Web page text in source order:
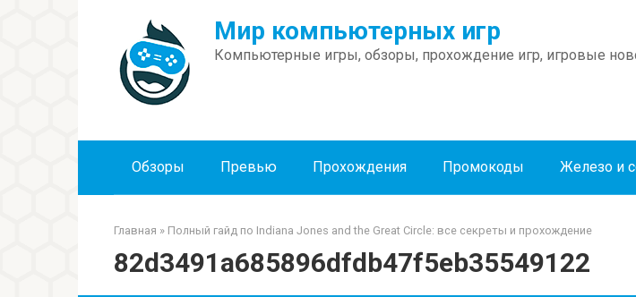
Мир компьютерных игр
Компьютерные игры, обзоры, прохождение игр, игровые
Обзоры Превью Прохождения Промокоды Железо и
Главная » Полный гайд по Indiana Jones and the Great Circle: все секреты и прохождение
82d3491a685896dfdb47f5eb35549122